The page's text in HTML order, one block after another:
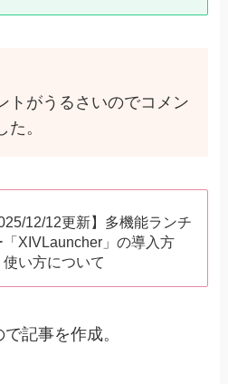
トがうるさいのでコメン
た。
12/12更新】多機能ランチ
「XIVLauncher」の導入方
使い方について
記事を作成。